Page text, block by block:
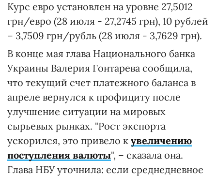
Курс евро установлен на уровне 27,5012
грн/евро (28 июля - 27,2745 грн), 10 рублей
– 3,7509 грн/рубль (28 июля - 3,7629 грн).
В конце мая глава Национального банка
Украины Валерия Гонтарева сообщила,
что текущий счет платежного баланса в
апреле вернулся к профициту после
улучшение ситуации на мировых
сырьевых рынках. "Рост экспорта
ускорился, это привело к увеличению
поступления валюты", – сказала она.
Глава НБУ уточнила: если среднедневное